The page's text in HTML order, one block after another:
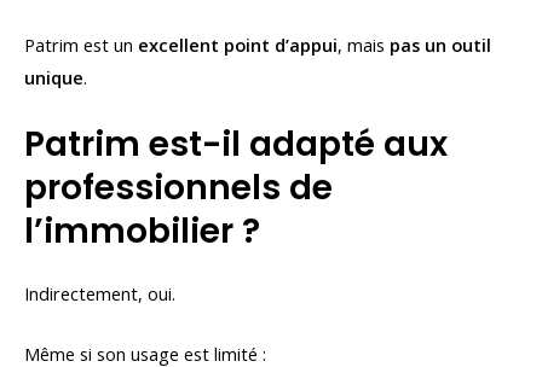
Patrim est un excellent point d’appui, mais pas un outil
unique.
Patrim est-il adapté aux
professionnels de
l’immobilier ?
Indirectement, oui.
Même si son usage est limité :